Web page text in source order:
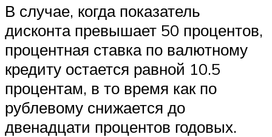
В случае, когда показатель
дисконта превышает 50 процентов,
процентная ставка по валютному
кредиту остается равной 10.5
процентам, в то время как по
рублевому снижается до
двенадцати процентов годовых.